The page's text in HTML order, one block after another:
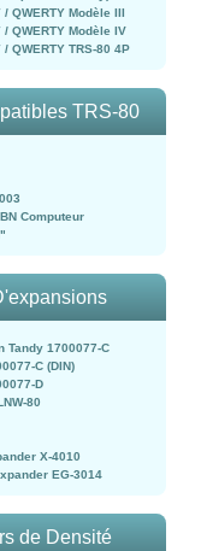
QWERTY Modèle III
QWERTY Modèle IV
QWERTY TRS-80 4P
TRS-80
Computeur
Tandy 1700077-C
C (DIN)
D
80
X-4010
EG-3014
de Densité